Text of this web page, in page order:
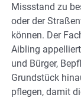
Missstand zu
oder der
können. Der
Aibling
und Bürger,
Grundstück
pflegen, damit